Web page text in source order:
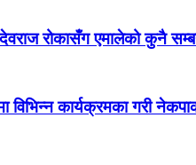
देवराज रोकासँग एमालेको कुनै
विभिन्न कार्यक्रमका गरी